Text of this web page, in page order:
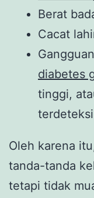
Berat
Cacat
diabetes
tinggi,
Oleh karena
tanda-tanda
tetapi tidak